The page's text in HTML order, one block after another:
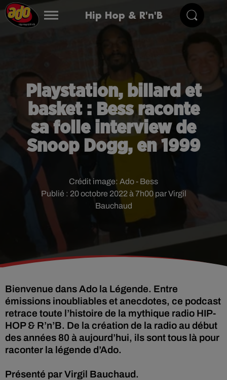
Hip Hop & R'n'B
Playstation, billard et
basket : Bess raconte
sa folle interview de
Snoop Dogg, en 1999
Publié : 20 octobre 2022 à 7h00 par Virgil
Bauchaud
Crédit image: Ado - Bess
Bienvenue dans Ado la Légende. Entre
émissions inoubliables et anecdotes, ce podcast
retrace toute l’histoire de la mythique radio HIP-
HOP & R’n’B. De la création de la radio au début
des années 80 à aujourd’hui, ils sont tous là pour
raconter la légende d’Ado.
Présenté par Virgil Bauchaud.